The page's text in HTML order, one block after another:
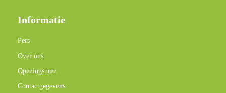
Informatie
Pers
Over ons
Openingsuren
Contactgegevens